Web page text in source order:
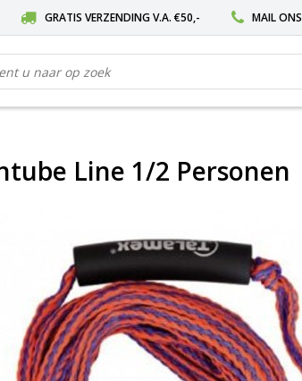
GRATIS VERZENDING V.A. €50,- MAIL ONS
Line 1/2 Personen